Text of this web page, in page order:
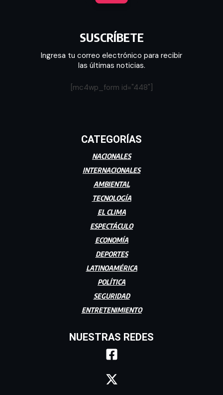
SUSCRÍBETE
Ingresa tu correo electrónico para recibir
las últimas noticias.
[mc4wp_form id="448"]
CATEGORÍAS
NACIONALES
INTERNACIONALES
AMBIENTAL
TECNOLOGÍA
EL CLIMA
ESPECTÁCULO
ECONOMÍA
DEPORTES
LATINOAMÉRICA
POLÍTICA
SEGURIDAD
ENTRETENIMIENTO
NUESTRAS REDES